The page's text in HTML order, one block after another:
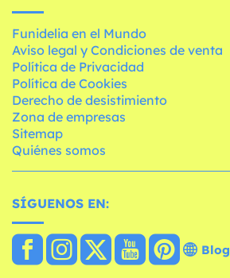
Funidelia en el Mundo
Aviso legal y Condiciones de venta
Política de Privacidad
Política de Cookies
Derecho de desistimiento
Zona de empresas
Sitemap
Quiénes somos
SÍGUENOS EN:
Blog